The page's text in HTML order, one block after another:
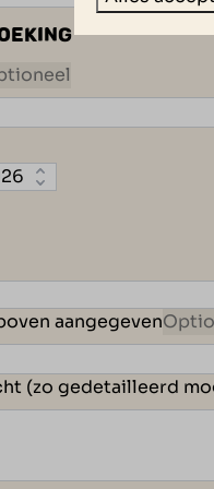
aangegeven
(zo gedetailleerd